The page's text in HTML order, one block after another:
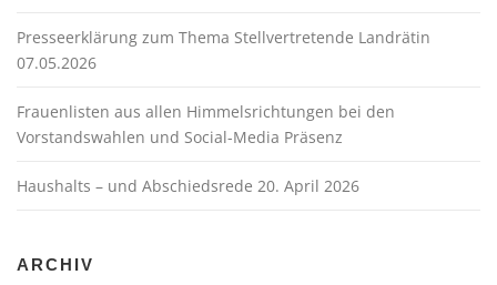
Presseerklärung zum Thema Stellvertretende Landrätin
07.05.2026
Frauenlisten aus allen Himmelsrichtungen bei den
Vorstandswahlen und Social-Media Präsenz
Haushalts – und Abschiedsrede 20. April 2026
ARCHIV